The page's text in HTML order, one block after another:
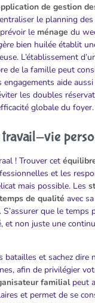
de gestion
le planning
le ménage du
bien huilée établit
L’établissement
de la famille peut
engagements aide
les doubles
globale du foyer.
vie
! Trouver cet
et les
mais possible. Les
de qualité avec
que le temps
et non juste une
batailles et sachez dire
afin de privilégier
familialpeut
et permet de se